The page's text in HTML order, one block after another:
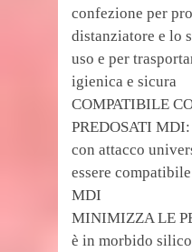
confezione per
distanziatore e lo
uso e per
igienica e sicura
COMPATIBILE
PREDOSATI
con attacco
essere
MDI
MINIMIZZA LE
è in morbido